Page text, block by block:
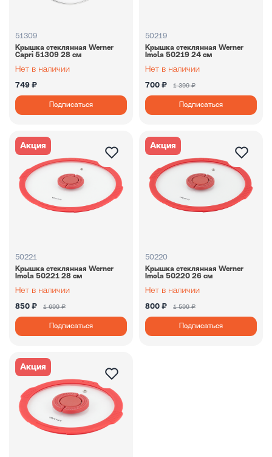
51309
Крышка стеклянная Werner
Capri 51309 28 см
749 ₽
Подписаться
50219
Крышка стеклянная Werner
Imola 50219 24 см
700 ₽ 1 399 ₽
Подписаться
Акция
50221
Крышка стеклянная Werner
Imola 50221 28 см
850 ₽ 1 699 ₽
Подписаться
Акция
50220
Крышка стеклянная Werner
Imola 50220 26 см
800 ₽ 1 599 ₽
Подписаться
Акция